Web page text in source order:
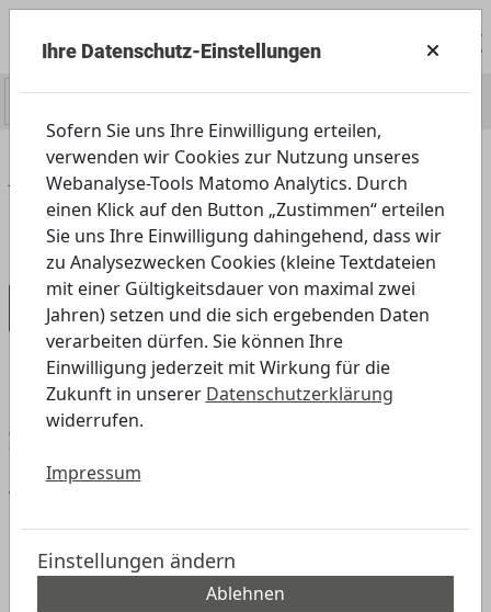
Home Servicecenter
Presse
Pressemitteilungen
Pressemitteilung, 20.05.2020
Pressemitteilung, 20.05.2020
„Angebote für Daheim“ – ab heute neu:
Zuordnungsspiel zu Medien, ein
Lieblingshelden-Poster basteln, einen
Witze-Wettstreit veranstalten
Die heute veröffentlichten „Angebote für Daheim“
bieten Eltern drei neue spielerische Anregungen,
die einen kritischen und kompetenten Umgang
Ihre Datenschutz-Einstellungen
Sofern Sie uns Ihre Einwilligung erteilen,
verwenden wir Cookies zur Nutzung unseres
Webanalyse-Tools Matomo Analytics. Durch
einen Klick auf den Button „Zustimmen“ erteilen
Sie uns Ihre Einwilligung dahingehend, dass wir
zu Analysezwecken Cookies (kleine Textdateien
mit einer Gültigkeitsdauer von maximal zwei
Jahren) setzen und die sich ergebenden Daten
verarbeiten dürfen. Sie können Ihre
Einwilligung jederzeit mit Wirkung für die
Zukunft in unserer Datenschutzerklärung
widerrufen.
Impressum
Einstellungen ändern
Ablehnen